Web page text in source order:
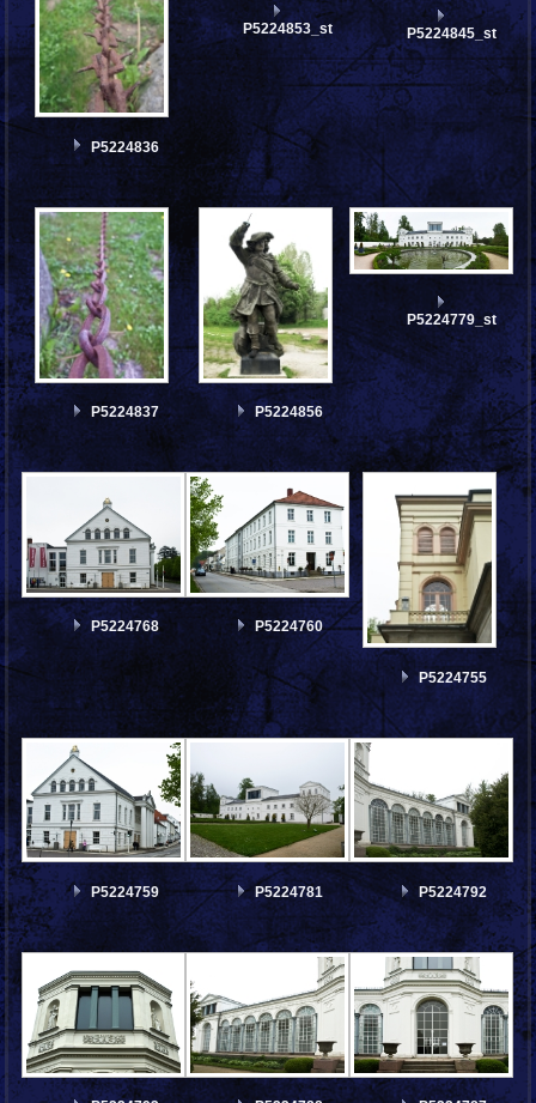
P5224836
P5224853_stitch P5224845_stitch
P5224837 P5224856
P5224779_stitch
P5224768 P5224760
P5224755
P5224759 P5224781 P5224792